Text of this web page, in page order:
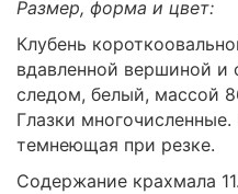
Размер, форма и цвет:
Клубень
вдавленной вершиной и
следом, белый, массой
Глазки
темнеющая при резке.
Содержание крахмала